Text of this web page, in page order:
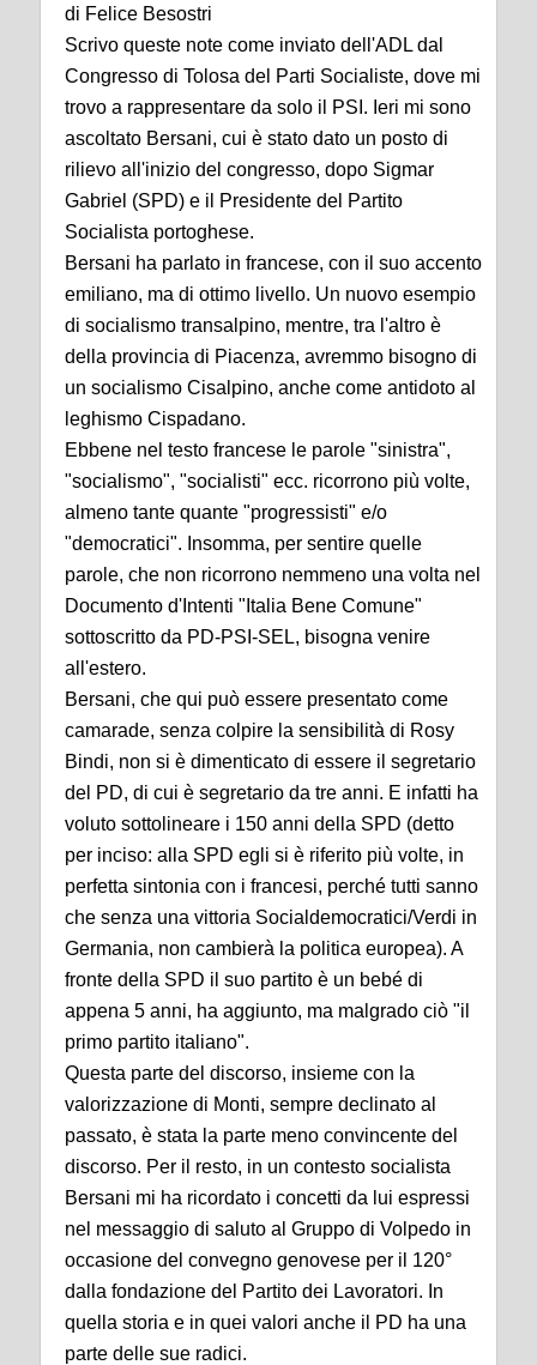
di Felice Besostri
Scrivo queste note come inviato dell'ADL dal
Congresso di Tolosa del Parti Socialiste, dove mi
trovo a rappresentare da solo il PSI. Ieri mi sono
ascoltato Bersani, cui è stato dato un posto di
rilievo all'inizio del congresso, dopo Sigmar
Gabriel (SPD) e il Presidente del Partito
Socialista portoghese.
Bersani ha parlato in francese, con il suo accento
emiliano, ma di ottimo livello. Un nuovo esempio
di socialismo transalpino, mentre, tra l'altro è
della provincia di Piacenza, avremmo bisogno di
un socialismo Cisalpino, anche come antidoto al
leghismo Cispadano.
Ebbene nel testo francese le parole "sinistra",
"socialismo", "socialisti" ecc. ricorrono più volte,
almeno tante quante "progressisti" e/o
"democratici". Insomma, per sentire quelle
parole, che non ricorrono nemmeno una volta nel
Documento d'Intenti "Italia Bene Comune"
sottoscritto da PD-PSI-SEL, bisogna venire
all'estero.
Bersani, che qui può essere presentato come
camarade, senza colpire la sensibilità di Rosy
Bindi, non si è dimenticato di essere il segretario
del PD, di cui è segretario da tre anni. E infatti ha
voluto sottolineare i 150 anni della SPD (detto
per inciso: alla SPD egli si è riferito più volte, in
perfetta sintonia con i francesi, perché tutti sanno
che senza una vittoria Socialdemocratici/Verdi in
Germania, non cambierà la politica europea). A
fronte della SPD il suo partito è un bebé di
appena 5 anni, ha aggiunto, ma malgrado ciò "il
primo partito italiano".
Questa parte del discorso, insieme con la
valorizzazione di Monti, sempre declinato al
passato, è stata la parte meno convincente del
discorso. Per il resto, in un contesto socialista
Bersani mi ha ricordato i concetti da lui espressi
nel messaggio di saluto al Gruppo di Volpedo in
occasione del convegno genovese per il 120°
dalla fondazione del Partito dei Lavoratori. In
quella storia e in quei valori anche il PD ha una
parte delle sue radici.